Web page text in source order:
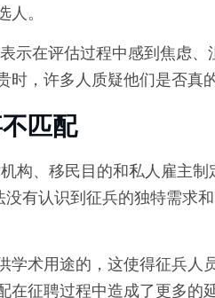
。
示在评估过程中感到焦虑
，许多人质疑他们是否真
匹配
构、移民目的和私人雇主
没有认识到征兵的独特需求
学术用途的，这使得征兵人
征聘过程中造成了更多的